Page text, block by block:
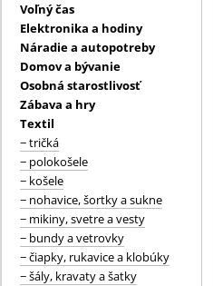
Voľný čas
Elektronika a hodiny
Náradie a autopotreby
Domov a bývanie
Osobná starostlivosť
Zábava a hry
Textil
− tričká
− polokošele
− košele
− nohavice, šortky a sukne
− mikiny, svetre a vesty
− bundy a vetrovky
− čiapky, rukavice a klobúky
− šály, kravaty a šatky